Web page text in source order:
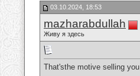
03.10.2024, 18:53
mazharabdullah
Живу я здесь
That'sthe motive selling